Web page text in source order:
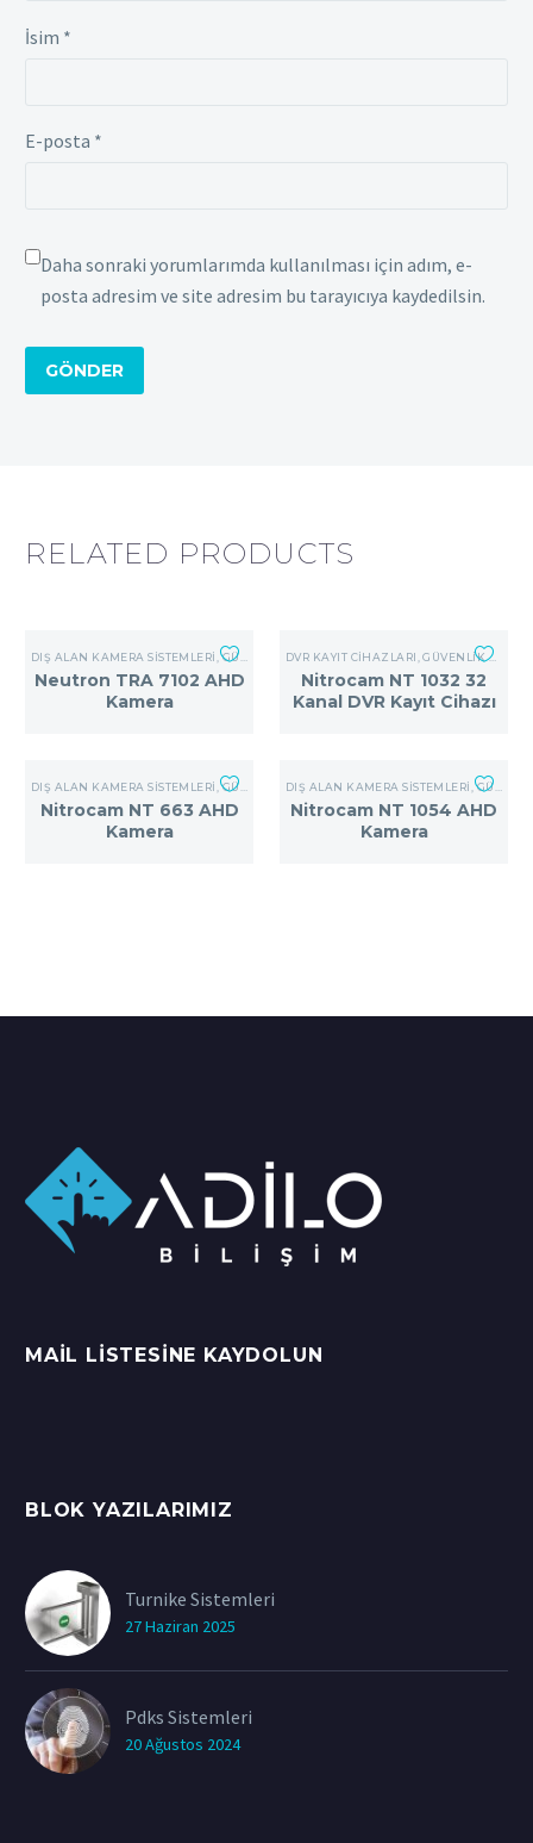
İsim *
E-posta *
Daha sonraki yorumlarımda kullanılması için adım, e-
posta adresim ve site adresim bu tarayıcıya kaydedilsin.
GÖNDER
RELATED PRODUCTS
DIŞ ALAN KAMERA SISTEMLERI ,GÜVENLIK KAMERA SISTEMLERI
Neutron TRA 7102 AHD
Kamera
DVR KAYIT CIHAZLARI ,GÜVENLIK KAMERA SISTEMLERI
Nitrocam NT 1032 32
Kanal DVR Kayıt Cihazı
DIŞ ALAN KAMERA SISTEMLERI ,GÜVENLIK KAMERA SISTEMLERI
Nitrocam NT 663 AHD
Kamera
DIŞ ALAN KAMERA SISTEMLERI ,GÜVENLIK KAMERA SISTEMLERI
Nitrocam NT 1054 AHD
Kamera
MAIL LISTESINE KAYDOLUN
BLOK YAZILARIMIZ
Turnike Sistemleri
27 Haziran 2025
Pdks Sistemleri
20 Ağustos 2024